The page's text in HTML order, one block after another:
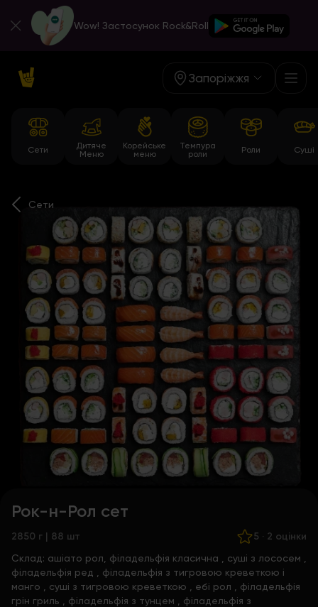
Wow! Застосунок Rock&Roll
Запоріжжя
Сети
Дитяче
Меню
Корейське
меню
Темпура
роли
Роли Суші
Сети
Рок-н-Рол сет
2850 г | 88 шт 5 · 2 оцінки
Склад: ашіато рол, філадельфія класична суші з лососем
філадельфія ред
філадельфія з тигровою креветкою і
манго
суші з тигровою креветкою ебі рол
філадельфія
грін гриль
філадельфія з тунцем , філадельфія з